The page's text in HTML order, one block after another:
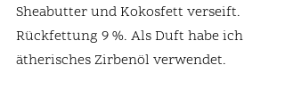
Sheabutter und Kokosfett verseift.
Rückfettung 9 %. Als Duft habe ich
ätherisches Zirbenöl verwendet.